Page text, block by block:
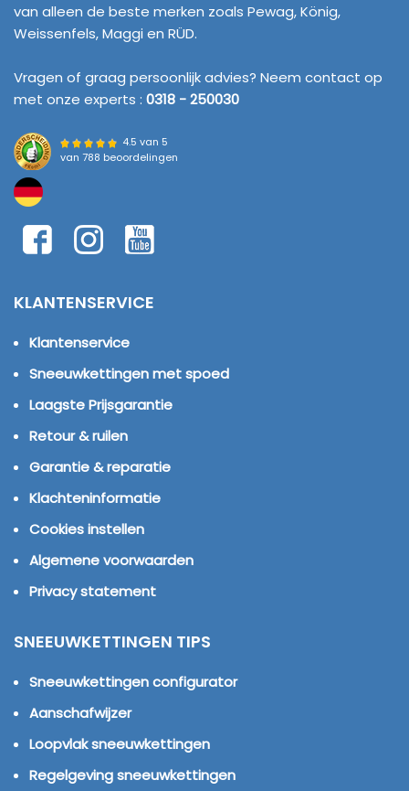
van alleen de beste merken zoals Pewag, König,
Weissenfels, Maggi en RÜD.
Vragen of graag persoonlijk advies? Neem contact op
met onze experts : 0318 - 250030
4.5 van 5
van 788 beoordelingen
KLANTENSERVICE
Klantenservice
Sneeuwkettingen met spoed
Laagste Prijsgarantie
Retour & ruilen
Garantie & reparatie
Klachteninformatie
Cookies instellen
Algemene voorwaarden
Privacy statement
SNEEUWKETTINGEN TIPS
Sneeuwkettingen configurator
Aanschafwijzer
Loopvlak sneeuwkettingen
Regelgeving sneeuwkettingen